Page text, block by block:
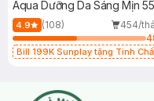
Aqua Dưỡng Da Sáng Mịn
4.9 (108)
454/
Bill 199K Sunplay tặng Tinh